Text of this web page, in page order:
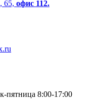
65, офис 112.
пятница 8:00-17:00